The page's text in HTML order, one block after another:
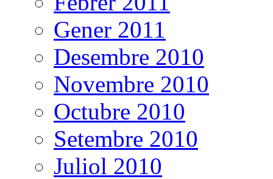
Gener 2011
Desembre 2010
Novembre 2010
Octubre 2010
Setembre 2010
Juliol 2010